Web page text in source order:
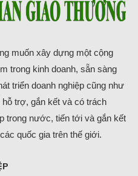
muốn xây dựng một cộng
trong kinh doanh, sẵn sàng
triển doanh nghiệp cũng như
trợ, gắn kết và có trách
trong nước, tiến tới và gắn kết
quốc gia trên thế giới.